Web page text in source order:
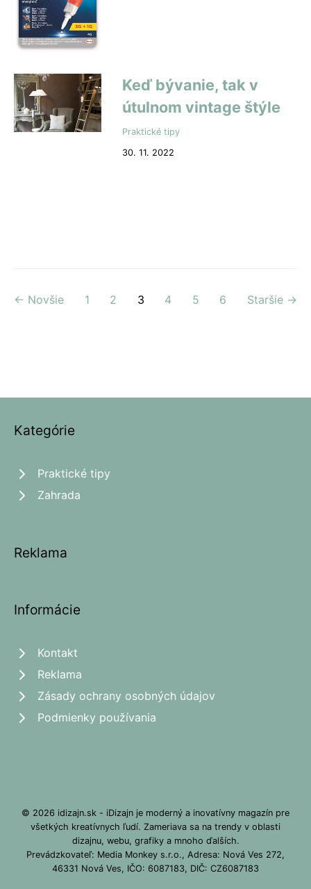
Keď bývanie, tak v
útulnom vintage štýle
Praktické tipy
30. 11. 2022
← Novšie 1 2 3 4 5 6 Staršie →
Kategórie
Praktické tipy
Zahrada
Reklama
Informácie
Kontakt
Reklama
Zásady ochrany osobných údajov
Podmienky používania
© 2026 idizajn.sk - iDizajn je moderný a inovatívny magazín pre
všetkých kreatívnych ľudí. Zameriava sa na trendy v oblasti
dizajnu, webu, grafiky a mnoho ďalších.
Prevádzkovateľ: Media Monkey s.r.o., Adresa: Nová Ves 272,
46331 Nová Ves, IČO: 6087183, DIČ: CZ6087183